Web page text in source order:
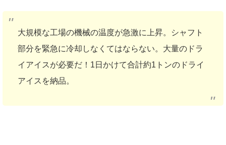
大規模な工場の機械の温度が急激に上昇。シャフト
部分を緊急に冷却しなくてはならない。大量のドラ
イアイスが必要だ！1日かけて合計約1トンのドライ
アイスを納品。